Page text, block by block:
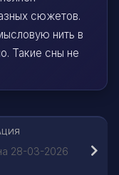
сюжетов.
нить в
Такие сны не
28-03-2026